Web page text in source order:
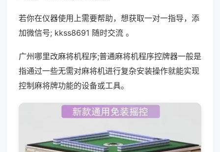
若你在仪器使用上需要帮助，想获取一对一指导，添
加微信号; kkss8691 随时交流 。
广州哪里改麻将机程序;普通麻将机程序控牌器一般是
指通过一些无需对麻将机进行复杂安装操作就能实现
控制麻将牌功能的设备或工具。